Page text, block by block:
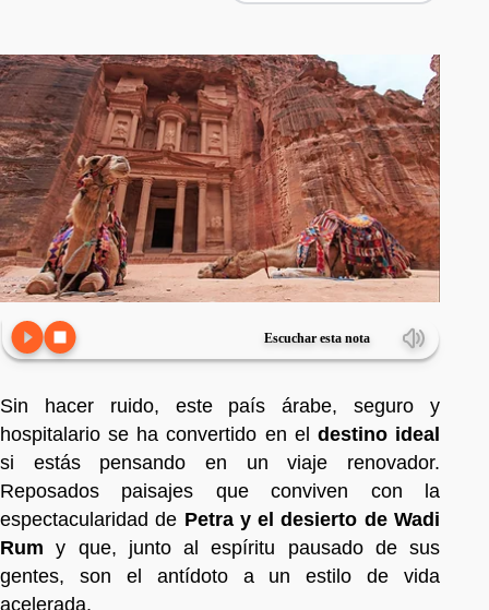
Escuchar esta nota
Sin hacer ruido, este país árabe, seguro y
hospitalario se ha convertido en el destino ideal
si estás pensando en un viaje renovador.
Reposados paisajes que conviven con la
espectacularidad de Petra y el desierto de Wadi
Rum y que, junto al espíritu pausado de sus
gentes, son el antídoto a un estilo de vida
acelerada.